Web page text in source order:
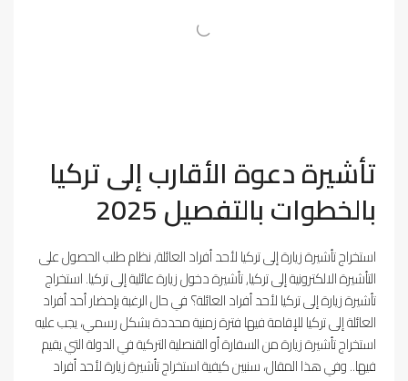
تأشيرة دعوة الأقارب إلى تركيا
بالخطوات بالتفصيل 2025
استخراج تأشيرة زيارة إلى تركيا لأحد أفراد العائلة, نظام طلب الحصول على
التأشيرة الالكترونية إلى تركيا, تأشيرة دخول زيارة عائلية إلى تركيا. استخراج
تأشيرة زيارة إلى تركيا لأحد أفراد العائلة؟ في حال الرغبة بإحضار أحد أفراد
العائلة إلى تركيا للإقامة فيها فترة زمنية محددة بشكل رسمي، يجب عليه
استخراج تأشيرة زيارة من السفارة أو القنصلية التركية في الدولة التي يقيم
فيها.. وفي هذا المقال، سنبين كيفية استخراج تأشيرة زيارة لأحد أفراد